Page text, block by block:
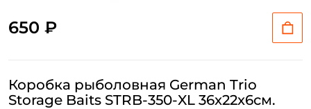
650 ₽
Коробка рыболовная German Trio
Storage Baits STRB-350-XL 36x22x6см.